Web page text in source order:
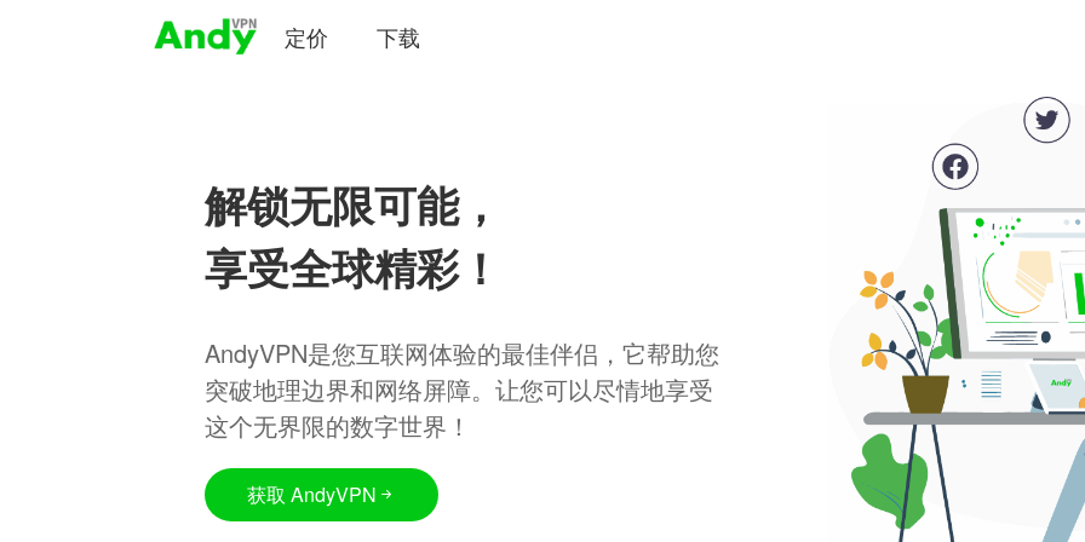
定价 下载
解锁无限可能，
享受全球精彩！
AndyVPN是您互联网体验的最佳伴侣，它帮助您
突破地理边界和网络屏障。让您可以尽情地享受
这个无界限的数字世界！
获取 AndyVPN